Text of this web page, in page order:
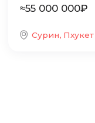
≈55 000 000₽
Сурин, Пхукет